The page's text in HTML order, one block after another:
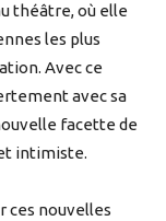
théâtre, où elle
les plus
Avec ce
avec sa
facette de
intimiste.
ces nouvelles